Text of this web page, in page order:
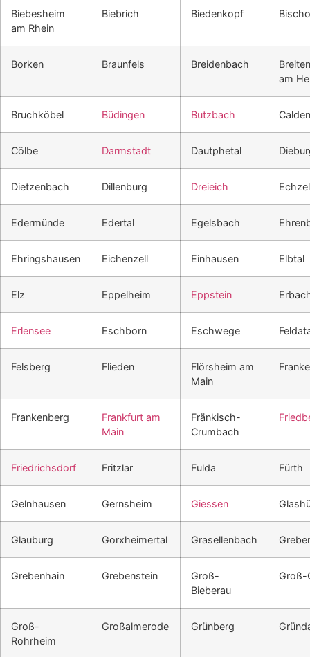
Biebesheim
am Rhein
Biebrich Biedenkopf
Borken Braunfels Breidenbach
am
Bruchköbel Büdingen Butzbach Calden
Cölbe Darmstadt Dautphetal
Dietzenbach Dillenburg Dreieich
Edermünde Edertal Egelsbach
Ehringshausen Eichenzell Einhausen Elbtal
Elz Eppelheim Eppstein
Erlensee Eschborn Eschwege
Felsberg Flieden
Flörsheim am
Main
Frankenberg
Frankfurt am
Main
Fränkisch-
Crumbach
Friedrichsdorf Fritzlar Fulda Fürth
Gelnhausen Gernsheim Giessen
Glauburg Gorxheimertal Grasellenbach
Grebenhain Grebenstein
Groß-
Bieberau
Groß-
Groß-
Rohrheim
Großalmerode Grünberg